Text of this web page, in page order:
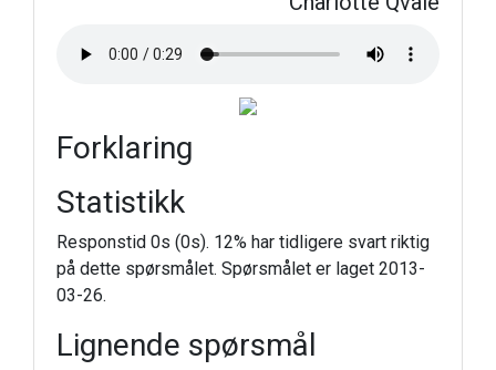
Forklaring
Statistikk
Responstid 0s (0s). 12% har tidligere svart riktig
på dette spørsmålet. Spørsmålet er laget 2013-
03-26.
Lignende spørsmål